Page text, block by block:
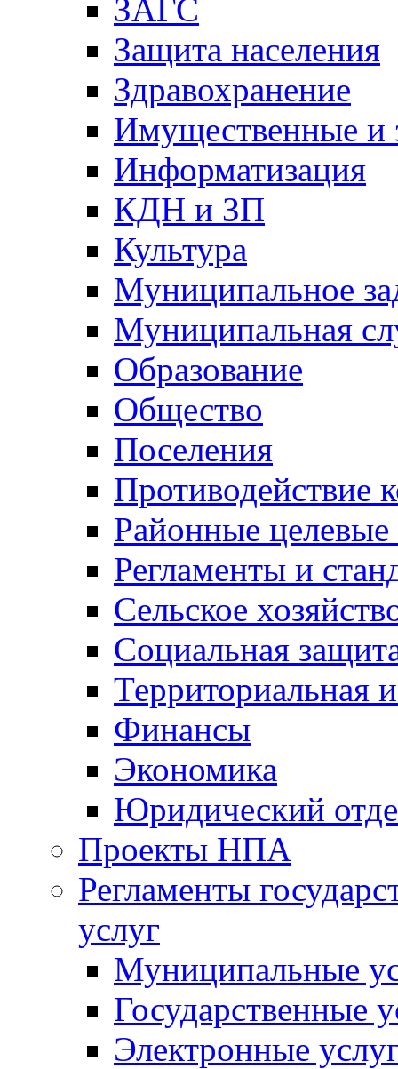
ЗАГС
Защита населения
Здравохранение
Имущественные и
Информатизация
КДН и ЗП
Культура
Муниципальное
Муниципальная
Образование
Общество
Поселения
Противодействие
Районные
Регламенты и
Сельское
Социальная
Территориальная
Финансы
Экономика
Юридический
Проекты НПА
Регламенты
услуг
Муниципальные
Государственные
Электронные